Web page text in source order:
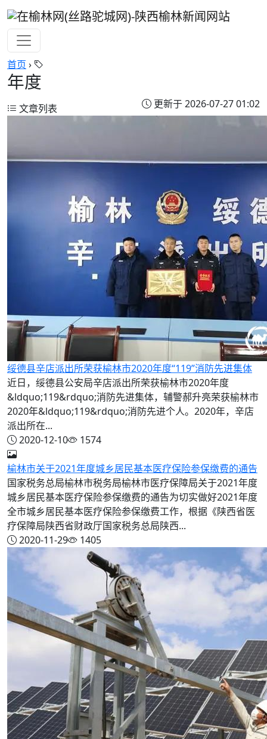
首页 ›
年度
更新于 2026-07-27 01:02
文章列表
绥德县辛店派出所荣获榆林市2020年度“119”消防先进集体
近日，绥德县公安局辛店派出所荣获榆林市2020年度
&ldquo;119&rdquo;消防先进集体，辅警郝升亮荣获榆林市
2020年&ldquo;119&rdquo;消防先进个人。2020年，辛店
派出所在...
2020-12-10
1574
榆林市关于2021年度城乡居民基本医疗保险参保缴费的通告
国家税务总局榆林市税务局榆林市医疗保障局关于2021年度
城乡居民基本医疗保险参保缴费的通告为切实做好2021年度
全市城乡居民基本医疗保险参保缴费工作，根据《陕西省医
疗保障局陕西省财政厅国家税务总局陕西...
2020-11-29
1405